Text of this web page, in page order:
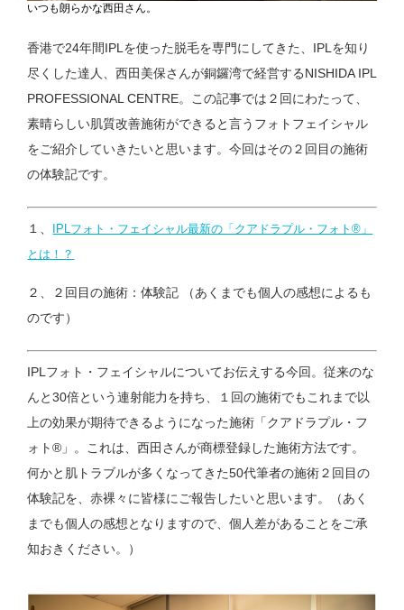
いつも朗らかな西田さん。
香港で24年間IPLを使った脱毛を専門にしてきた、IPLを知り
尽くした達人、西田美保さんが銅鑼湾で経営するNISHIDA IPL
PROFESSIONAL CENTRE。この記事では２回にわたって、
素晴らしい肌質改善施術ができると言うフォトフェイシャル
をご紹介していきたいと思います。今回はその２回目の施術
の体験記です。
１、 IPLフォト・フェイシャル最新の「クアドラプル・フォト®」
とは！？
２、２回目の施術：体験記 （あくまでも個人の感想によるも
のです）
IPLフォト・フェイシャルについてお伝えする今回。従来のな
んと30倍という連射能力を持ち、１回の施術でもこれまで以
上の効果が期待できるようになった施術「クアドラプル・フ
ォト®」。これは、西田さんが商標登録した施術方法です。
何かと肌トラブルが多くなってきた50代筆者の施術２回目の
体験記を、赤裸々に皆様にご報告したいと思います。（あく
までも個人の感想となりますので、個人差があることをご承
知おきください。）